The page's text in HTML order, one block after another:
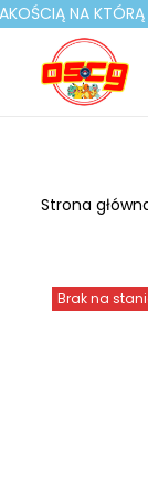
NA KTÓRĄ
P
j
P
jStrona
Brak na